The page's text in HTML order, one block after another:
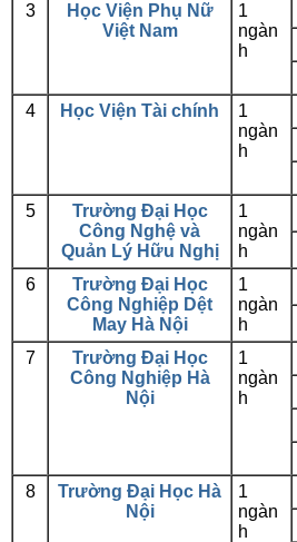
3
Học Viện Phụ Nữ
Việt Nam
1
ngàn
h
4
Học Viện Tài chính
1
ngàn
h
5
Trường Đại Học
Công Nghệ và
Quản Lý Hữu Nghị
1
ngàn
h
6
Trường Đại Học
Công Nghiệp Dệt
May Hà Nội
1
ngàn
h
7
Trường Đại Học
Công Nghiệp Hà
Nội
1
ngàn
h
8
Trường Đại Học Hà
Nội
1
ngàn
h